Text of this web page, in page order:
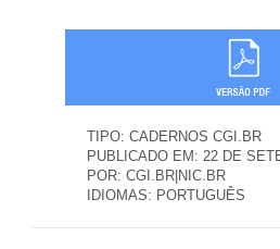
TIPO: CADERNOS CGI.BR
PUBLICADO EM: 22 DE
POR: CGI.BR|NIC.BR
IDIOMAS: PORTUGUÊS